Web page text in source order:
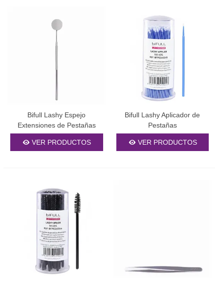
y cumplen con los más altos estándares de seguridad. Los
adhesivos son hipoalergénicos y los tintes no contienen
amoníaco, asegurando una experiencia cómoda y segura incluso
3. Facilidad en la aplicación para
profesionales
Diseñados con el profesional en mente, nuestros productos
facilitan una aplicación precisa y rápida. Las herramientas
ergonómicas y los sistemas de dosificación controlada optimizan
el trabajo y mejoran los tiempos de servicio en el salón.
Tipos de productos
Extensiones y pestañas postizas
Contamos con una variada selección de
extensiones individuales en diversas longitudes, curvaturas y
grosores. Desde las clásicas
volúmenes más audaces, ofrecemos la opción ideal para cada
estilo y evento. Nuestras extensiones de seda natural brindan un
aspecto ultra realista, mientras que las sintéticas garantizan
mayor resistencia y durabilidad.
Bifull Lashy Espejo
Extensiones de Pestañas
VER PRODUCTOS
Bifull Lashy Aplicador de
Pestañas
VER PRODUCTOS